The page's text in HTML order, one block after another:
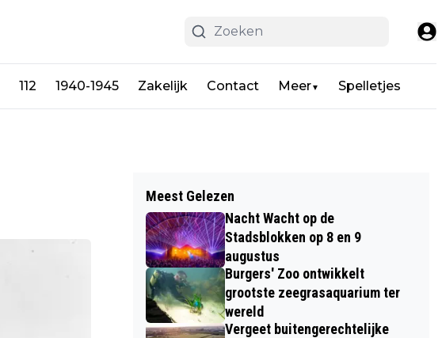
112 1940-1945 Zakelijk Contact Meer▼ Spelletjes
Meest Gelezen
Nacht Wacht op de
Stadsblokken op 8 en 9
augustus
Burgers' Zoo ontwikkelt
grootste zeegrasaquarium ter
wereld
Vergeet buitengerechtelijke